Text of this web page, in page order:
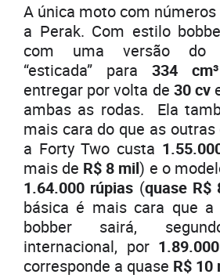
A única moto com
a Perak. Com estilo
com uma versão do
“esticada” para 334 cm³
entregar por volta de 30 cv
ambas as rodas. Ela
mais cara do que as outras
a Forty Two custa
mais de R$ 8 mil) e o
1.64.000 rúpias (quase R$
básica é mais cara que a
bobber sairá,
internacional, por 1.89.000
corresponde a quase R$ 10